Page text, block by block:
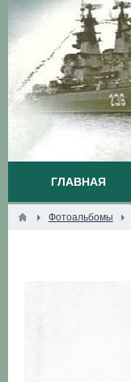
ГЛАВНАЯ
Фотоальбомы